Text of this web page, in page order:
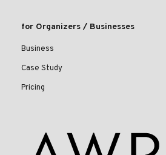
for Organizers / Businesses
Business
Case Study
Pricing